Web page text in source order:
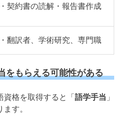
契約書の読解・報告書作成
翻訳者、学術研究、専門職
をもらえる可能性がある
格を取得すると「 語学手当 」
す。